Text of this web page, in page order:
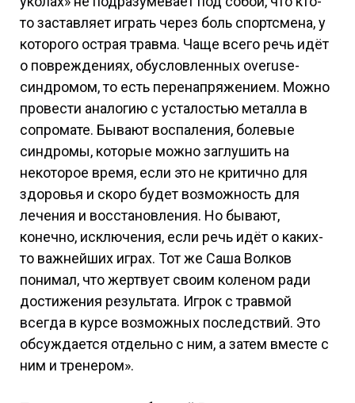
то заставляет играть через боль спортсмена, у
которого острая травма. Чаще всего речь идёт
о повреждениях, обусловленных overuse-
синдромом, то есть перенапряжением. Можно
провести аналогию с усталостью металла в
сопромате. Бывают воспаления, болевые
синдромы, которые можно заглушить на
некоторое время, если это не критично для
здоровья и скоро будет возможность для
лечения и восстановления. Но бывают,
конечно, исключения, если речь идёт о каких-
то важнейших играх. Тот же Саша Волков
понимал, что жертвует своим коленом ради
достижения результата. Игрок с травмой
всегда в курсе возможных последствий. Это
обсуждается отдельно с ним, а затем вместе с
ним и тренером».